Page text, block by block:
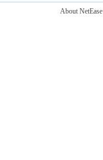
About NetEase